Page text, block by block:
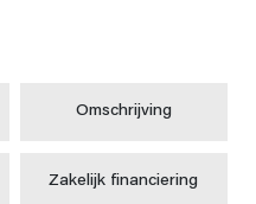
Omschrijving
Zakelijk financiering